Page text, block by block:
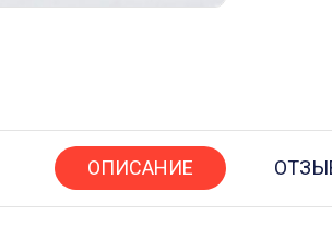
ОПИСАНИЕ